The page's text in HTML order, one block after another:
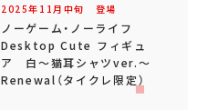
2025年 11 月 中旬 登場
ノーゲーム・ノーライフ
Desktop Cute フィギュ
ア 白～猫耳シャツver.～
Renewal（タイクレ限定）